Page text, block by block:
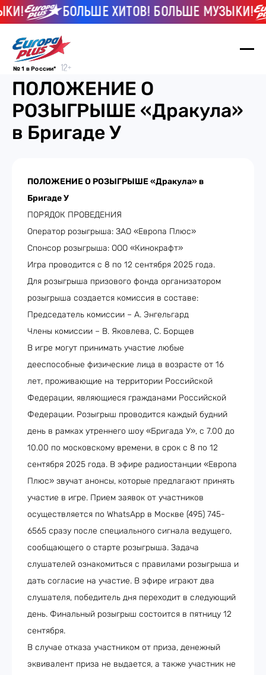
БОЛЬШЕ ХИТОВ! БОЛЬШЕ МУЗЫКИ!
№ 1 в России*
ПОЛОЖЕНИЕ О
РОЗЫГРЫШЕ «Дракула»
в Бригаде У
ПОЛОЖЕНИЕ О РОЗЫГРЫШЕ «Дракула» в
Бригаде У
ПОРЯДОК ПРОВЕДЕНИЯ
Оператор розыгрыша: ЗАО «Европа Плюс»
Спонсор розыгрыша: ООО «Кинокрафт»
Игра проводится с 8 по 12 сентября 2025 года.
Для розыгрыша призового фонда организатором
розыгрыша создается комиссия в составе:
Председатель комиссии – А. Энгельгард
Члены комиссии – В. Яковлева, С. Борщев
В игре могут принимать участие любые
дееспособные физические лица в возрасте от 16
лет, проживающие на территории Российской
Федерации, являющиеся гражданами Российской
Федерации. Розыгрыш проводится каждый будний
день в рамках утреннего шоу «Бригада У», с 7.00 до
10.00 по московскому времени, в срок с 8 по 12
сентября 2025 года. В эфире радиостанции «Европа
Плюс» звучат анонсы, которые предлагают принять
участие в игре. Прием заявок от участников
осуществляется по WhatsApp в Москве (495) 745-
6565 сразу после специального сигнала ведущего,
сообщающего о старте розыгрыша. Задача
слушателей ознакомиться с правилами розыгрыша и
дать согласие на участие. В эфире играют два
слушателя, победитель дня переходит в следующий
день. Финальный розыгрыш состоится в пятницу 12
сентября.
В случае отказа участником от приза, денежный
эквивалент приза не выдается, а также участник не